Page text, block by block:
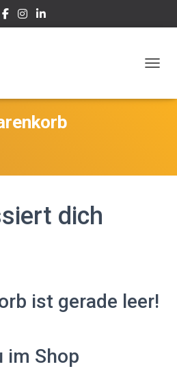
dich
ist gerade leer!
im Shop